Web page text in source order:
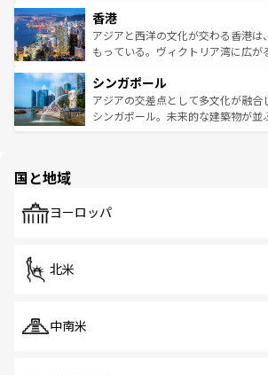
とつ。フォーやバインミー、ベトナ
ひ現地で味わいたい。どの地域を訪
が旅行者を迎えてくれるので、きっ
参照してほしい。
の活気が交差している。北部ではチ
帯で自然と触れ合い、南部ではプー
いビーチでリゾート気分を楽しむこ
激する。気候は一年中温暖で、どの
が待っている。親しみやすいタイの
た文化、そして多様な観光資源が、
香港
アジアと西洋の文化が交わる香港は
もっている。ヴィクトリア湾に広が
み、どこを訪れても感動するはず。
ており、効率よく見どころを回れる
うな絶景から文化的な体験まで、香
シンガポール
アジアの交差点として多文化が融合
シンガポール。未来的な建築物が並
で、ホーカーズは地元の風情を楽し
国と地域
ヨーロッパ
北米
中南米